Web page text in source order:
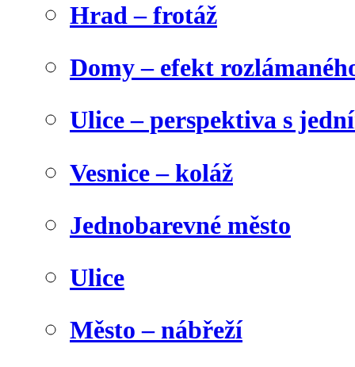
Hrad – frotáž
Domy – efekt
Ulice – perspektiva s
Vesnice – koláž
Jednobarevné město
Ulice
Město – nábřeží